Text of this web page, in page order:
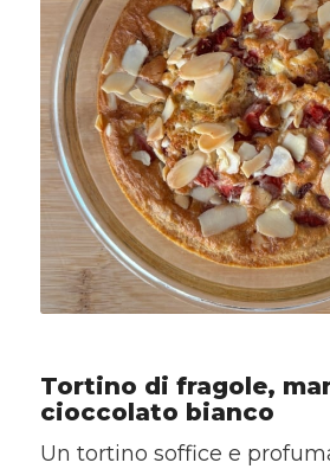
Tortino di fragole,
cioccolato bianco
Un tortino soffice e